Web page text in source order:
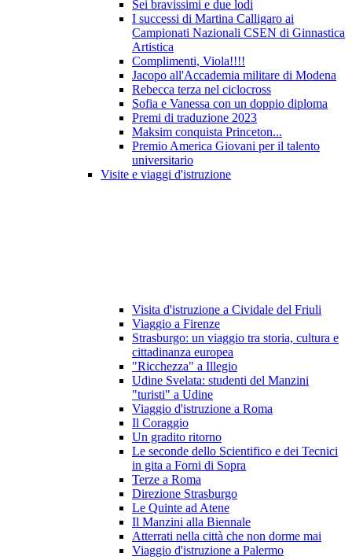
Sei bravissimi e due lodi
I successi di Martina Calligaro ai
Campionati Nazionali CSEN di Ginnastica
Artistica
Complimenti, Viola!!!!
Jacopo all'Accademia militare di Modena
Rebecca terza nel ciclocross
Sofia e Vanessa con un doppio diploma
Premi di traduzione 2023
Maksim conquista Princeton...
Premio America Giovani per il talento
universitario
Visite e viaggi d'istruzione
Visita d'istruzione a Cividale del Friuli
Viaggio a Firenze
Strasburgo: un viaggio tra storia, cultura e
cittadinanza europea
"Ricchezza" a Illegio
Udine Svelata: studenti del Manzini
"turisti" a Udine
Viaggio d'istruzione a Roma
Il Coraggio
Un gradito ritorno
Le seconde dello Scientifico e dei Tecnici
in gita a Forni di Sopra
Terze a Roma
Direzione Strasburgo
Le Quinte ad Atene
Il Manzini alla Biennale
Atterrati nella città che non dorme mai
Viaggio d'istruzione a Palermo